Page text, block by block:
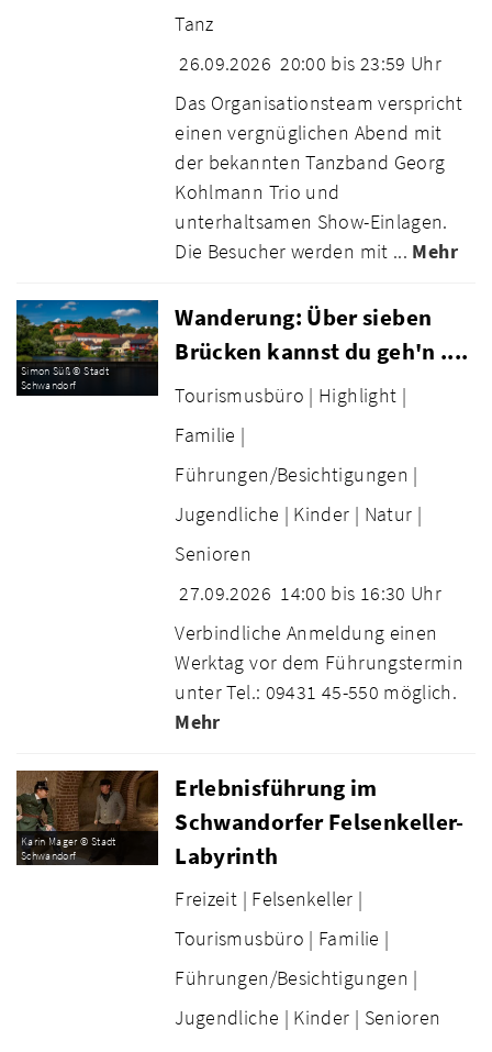
Tanz
26.09.2026 20:00 bis 23:59 Uhr
Das Organisationsteam verspricht
einen vergnüglichen Abend mit
der bekannten Tanzband Georg
Kohlmann Trio und
unterhaltsamen Show-Einlagen.
Die Besucher werden mit ... Mehr
Simon Süß © Stadt
Schwandorf
Wanderung: Über sieben
Brücken kannst du geh'n ....
Tourismusbüro | Highlight |
Familie |
Führungen/Besichtigungen |
Jugendliche | Kinder | Natur |
Senioren
27.09.2026 14:00 bis 16:30 Uhr
Verbindliche Anmeldung einen
Werktag vor dem Führungstermin
unter Tel.: 09431 45-550 möglich.
Mehr
Karin Mager © Stadt
Schwandorf
Erlebnisführung im
Schwandorfer Felsenkeller-
Labyrinth
Freizeit | Felsenkeller |
Tourismusbüro | Familie |
Führungen/Besichtigungen |
Jugendliche | Kinder | Senioren